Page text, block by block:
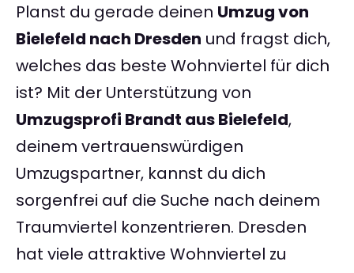
Planst du gerade deinen Umzug von
Bielefeld nach Dresden und fragst dich,
welches das beste Wohnviertel für dich
ist? Mit der Unterstützung von
Umzugsprofi Brandt aus Bielefeld,
deinem vertrauenswürdigen
Umzugspartner, kannst du dich
sorgenfrei auf die Suche nach deinem
Traumviertel konzentrieren. Dresden
hat viele attraktive Wohnviertel zu